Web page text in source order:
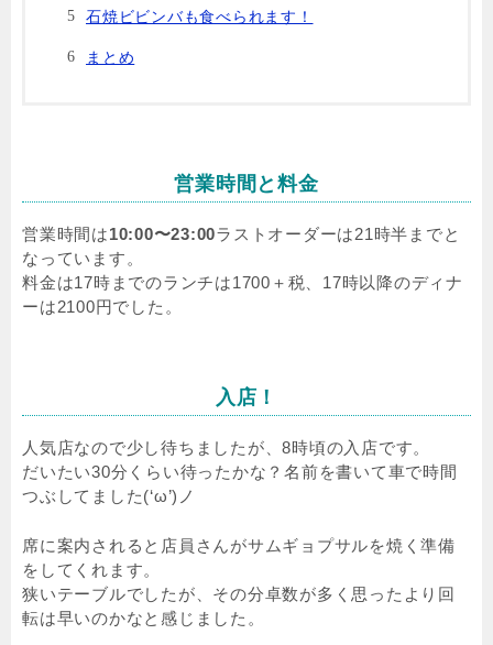
石焼ビビンバも食べられます！
まとめ
営業時間と料金
営業時間は10:00〜23:00ラストオーダーは21時半までと
なっています。
料金は17時までのランチは1700＋税、17時以降のディナ
ーは2100円でした。
入店！
人気店なので少し待ちましたが、8時頃の入店です。
だいたい30分くらい待ったかな？名前を書いて車で時間
つぶしてました(‘ω’)ノ
席に案内されると店員さんがサムギョプサルを焼く準備
をしてくれます。
狭いテーブルでしたが、その分卓数が多く思ったより回
転は早いのかなと感じました。